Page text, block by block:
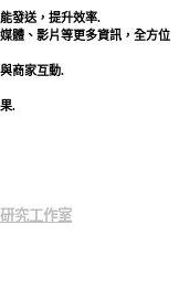
發送，提升效率.
體、影片等更多資訊，全方位
商家互動.
.
究工作室